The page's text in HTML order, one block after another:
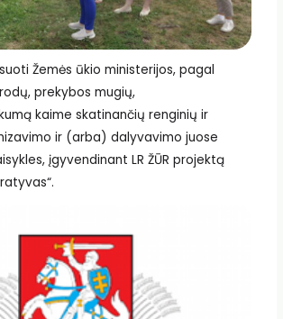
Žemės ūkio ministerijos, pagal
prekybos mugių,
kaime skatinančių renginių ir
ir (arba) dalyvavimo juose
įgyvendinant LR ŽŪR projektą